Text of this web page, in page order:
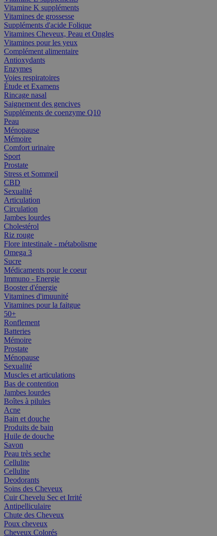
Vitamine K suppléments
Vitamines de grossesse
Suppléments d'acide Folique
Vitamines Cheveux, Peau et Ongles
Vitamines pour les yeux
Complément alimentaire
Antioxydants
Enzymes
Voies respiratoires
Étude et Examens
Rincage nasal
Saignement des gencives
Suppléments de coenzyme Q10
Peau
Ménopause
Mémoire
Comfort urinaire
Sport
Prostate
Stress et Sommeil
CBD
Sexualité
Articulation
Circulation
Jambes lourdes
Cholestérol
Riz rouge
Flore intestinale - métabolisme
Omega 3
Sucre
Médicaments pour le coeur
Immuno - Energie
Booster d'énergie
Vitamines d'imuunité
Vitamines pour la faitgue
50+
Ronflement
Batteries
Mémoire
Prostate
Ménopause
Sexualité
Muscles et articulations
Bas de contention
Jambes lourdes
Boîtes à pilules
Acne
Bain et douche
Produits de bain
Huile de douche
Savon
Peau très seche
Cellulite
Cellulite
Deodorants
Soins des Cheveux
Cuir Chevelu Sec et Irrité
Antipelliculaire
Chute des Cheveux
Poux cheveux
Cheveux Colorés